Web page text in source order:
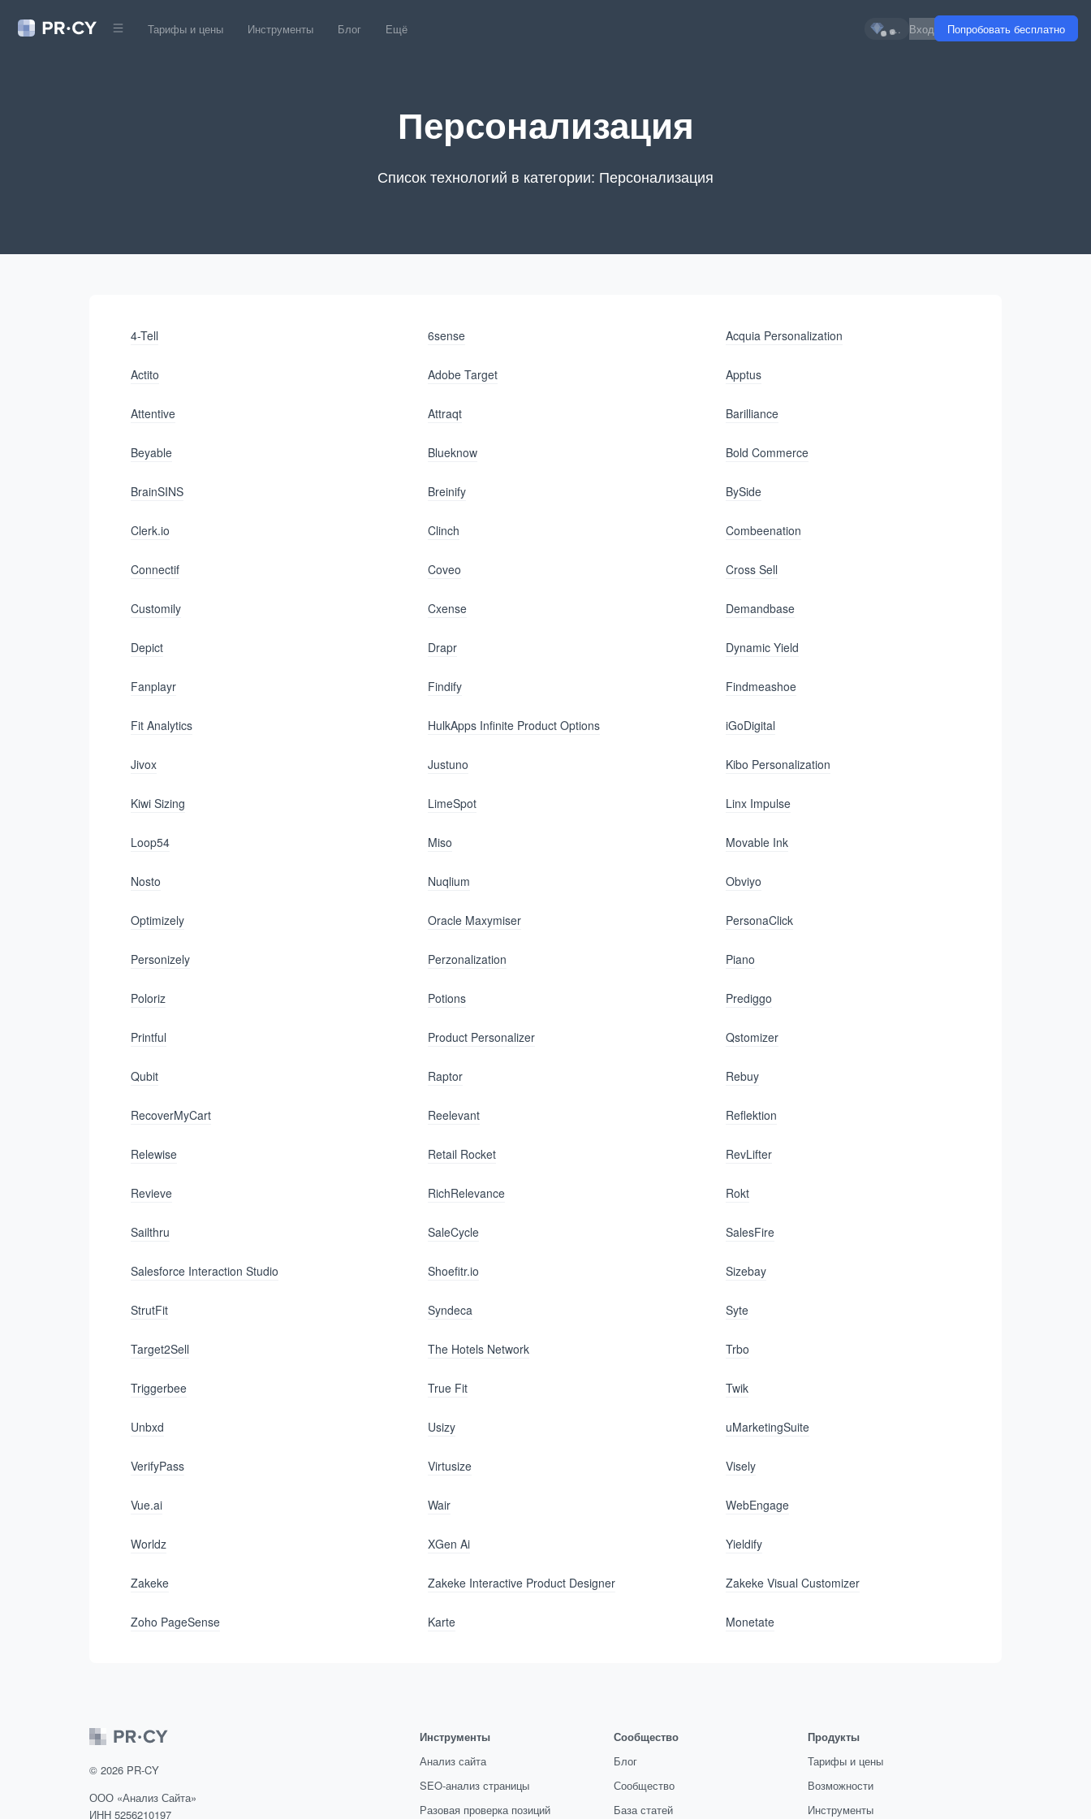
Тарифы и цены Инструменты Блог Ещё ... Вход Попробовать бесплатно
Персонализация
Список технологий в категории: Персонализация
4-Tell 6sense Acquia Personalization
Actito Adobe Target Apptus
Attentive Attraqt Barilliance
Beyable Blueknow Bold Commerce
BrainSINS Breinify BySide
Clerk.io Clinch Combeenation
Connectif Coveo Cross Sell
Customily Cxense Demandbase
Depict Drapr Dynamic Yield
Fanplayr Findify Findmeashoe
Fit Analytics HulkApps Infinite Product Options iGoDigital
Jivox Justuno Kibo Personalization
Kiwi Sizing LimeSpot Linx Impulse
Loop54 Miso Movable Ink
Nosto Nuqlium Obviyo
Optimizely Oracle Maxymiser PersonaClick
Personizely Perzonalization Piano
Poloriz Potions Prediggo
Printful Product Personalizer Qstomizer
Qubit Raptor Rebuy
RecoverMyCart Reelevant Reflektion
Relewise Retail Rocket RevLifter
Revieve RichRelevance Rokt
Sailthru SaleCycle SalesFire
Salesforce Interaction Studio Shoefitr.io Sizebay
StrutFit Syndeca Syte
Target2Sell The Hotels Network Trbo
Triggerbee True Fit Twik
Unbxd Usizy uMarketingSuite
VerifyPass Virtusize Visely
Vue.ai Wair WebEngage
Worldz XGen Ai Yieldify
Zakeke Zakeke Interactive Product Designer Zakeke Visual Customizer
Zoho PageSense Karte Monetate
© 2026 PR-CY
ООО «Анализ Сайта»
ИНН 5256210197
Инструменты
Анализ сайта
SEO-анализ страницы
Разовая проверка позиций
Сообщество
Блог
Сообщество
База статей
Продукты
Тарифы и цены
Возможности
Инструменты